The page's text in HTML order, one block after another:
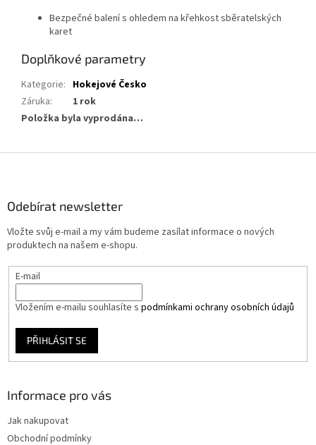
Bezpečné balení s ohledem na křehkost sběratelských
karet
Doplňkové parametry
Kategorie: Hokejové Česko
Záruka:
1 rok
Položka byla vyprodána…
Odebírat newsletter
Vložte svůj e-mail a my vám budeme zasílat informace o nových
produktech na našem e-shopu.
E-mail
Vložením e-mailu souhlasíte s podmínkami ochrany osobních údajů
PŘIHLÁSIT SE
Informace pro vás
Jak nakupovat
Obchodní podmínky